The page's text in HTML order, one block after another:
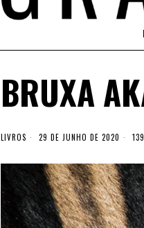
BRUXA
LIVROS 29 DE JUNHO DE 2020